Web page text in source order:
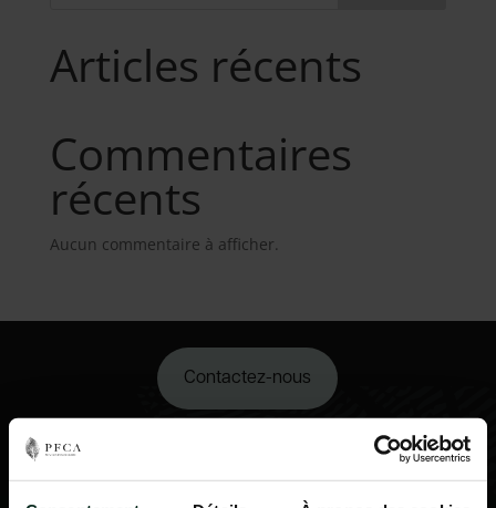
Articles récents
Commentaires
récents
Aucun commentaire à afficher.
Contactez-nous